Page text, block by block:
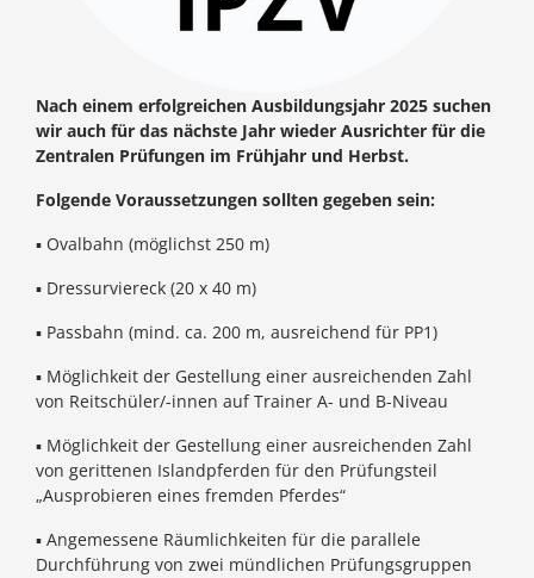
Nach einem erfolgreichen Ausbildungsjahr 2025 suchen
wir auch für das nächste Jahr wieder Ausrichter für die
Zentralen Prüfungen im Frühjahr und Herbst.
Folgende Voraussetzungen sollten gegeben sein:
▪ Ovalbahn (möglichst 250 m)
▪ Dressurviereck (20 x 40 m)
▪ Passbahn (mind. ca. 200 m, ausreichend für PP1)
▪ Möglichkeit der Gestellung einer ausreichenden Zahl
von Reitschüler/-innen auf Trainer A- und B-Niveau
▪ Möglichkeit der Gestellung einer ausreichenden Zahl
von gerittenen Islandpferden für den Prüfungsteil
„Ausprobieren eines fremden Pferdes“
▪ Angemessene Räumlichkeiten für die parallele
Durchführung von zwei mündlichen Prüfungsgruppen